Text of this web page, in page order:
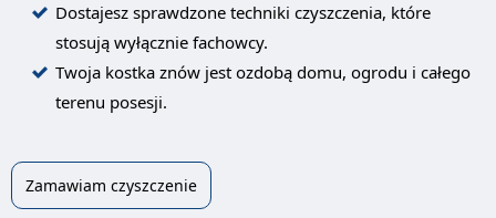
Dostajesz sprawdzone techniki czyszczenia, które
stosują wyłącznie fachowcy.
Twoja kostka znów jest ozdobą domu, ogrodu i całego
terenu posesji.
Zamawiam czyszczenie